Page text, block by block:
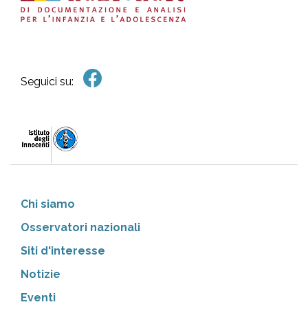
Seguici su:
Chi siamo
Osservatori nazionali
Siti d'interesse
Notizie
Eventi